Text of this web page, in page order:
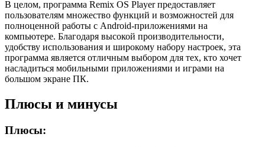
В целом, программа Remix OS Player предоставляет
пользователям множество функций и возможностей для
полноценной работы с Android-приложениями на
компьютере. Благодаря высокой производительности,
удобству использования и широкому набору настроек, эта
программа является отличным выбором для тех, кто хочет
насладиться мобильными приложениями и играми на
большом экране ПК.
Плюсы и минусы
Плюсы: